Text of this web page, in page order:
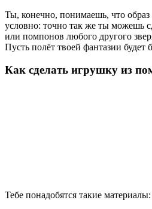
Ты, конечно, понимаешь, что
условно: точно так же ты можешь
или помпонов любого другого
Пусть полёт твоей фантазии будет
Как сделать игрушку из
Тебе понадобятся такие материалы: